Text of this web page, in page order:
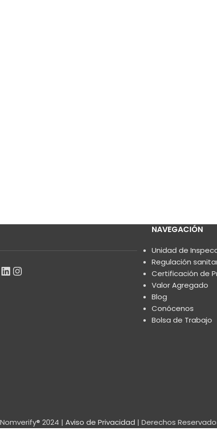
NAVEGACIÓN
Unidad de
Regulación
Certificación de
Valor Agregado
Blog
Conócenos
Bolsa de Trabajo
Nomverify® 2024 | Aviso de Privacidad | Derechos